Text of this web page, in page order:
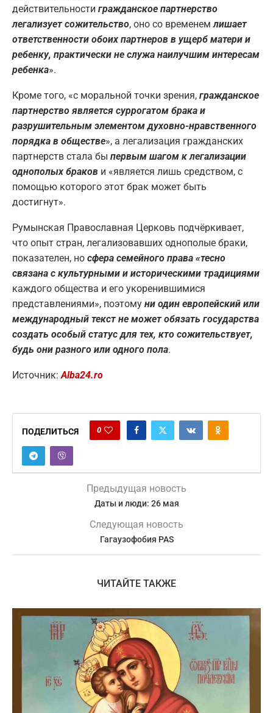
действительности гражданское партнерство
легализует сожительство, оно со временемлишает
ответственности обоих партнеров в ущерб матери и
ребенку, практически не служа наилучшим интересам
ребенка».
Кроме того, «с моральной точки зрения, гражданское
партнерство является суррогатом брака и
разрушительным элементом духовно-нравственного
порядка в обществе», а легализация гражданских
партнерств стала бы первым шагом к легализации
однополых браков и «является лишь средством, с
помощью которого этот брак может быть
достигнут».
Румынская Православная Церковь подчёркивает,
что опыт стран, легализовавших однополые браки,
показателен, но сфера семейного права «тесно
связана с культурными и историческими традициями
каждого общества и его укоренившимися
представлениями», поэтому ни один европейский или
международный текст не может обязать государства
создать особый статус для тех, кто сожительствует,
будь они разного или одного пола.
Источник:Alba24.ro
ПОДЕЛИТЬСЯ 0
Предыдущая новость
Даты и люди: 26 мая
Следующая новость
Гагаузофобия PAS
ЧИТАЙТЕ ТАКЖЕ